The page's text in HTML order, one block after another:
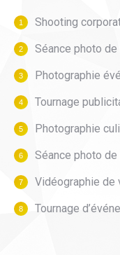
Shooting
Séance photo de
Photographie
Tournage
Photographie
Séance photo
Vidéographie de
Tournage